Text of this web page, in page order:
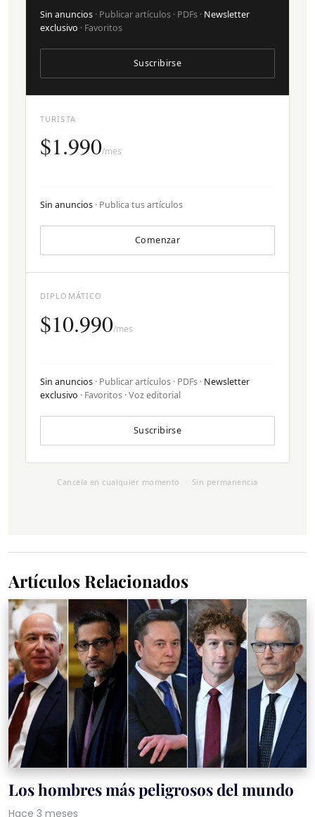
TURISTA
$1.990/mes
Sin anuncios · Publica tus artículos
Comenzar
Sin anuncios · Publicar artículos · PDFs · Newsletter
exclusivo · Favoritos
Suscribirse
DIPLOMÁTICO
$10.990/mes
Sin anuncios · Publicar artículos · PDFs · Newsletter
exclusivo · Favoritos · Voz editorial
Suscribirse
Cancela en cualquier momento · Sin permanencia
Artículos Relacionados
Los hombres más peligrosos del mundo
Hace 3 meses